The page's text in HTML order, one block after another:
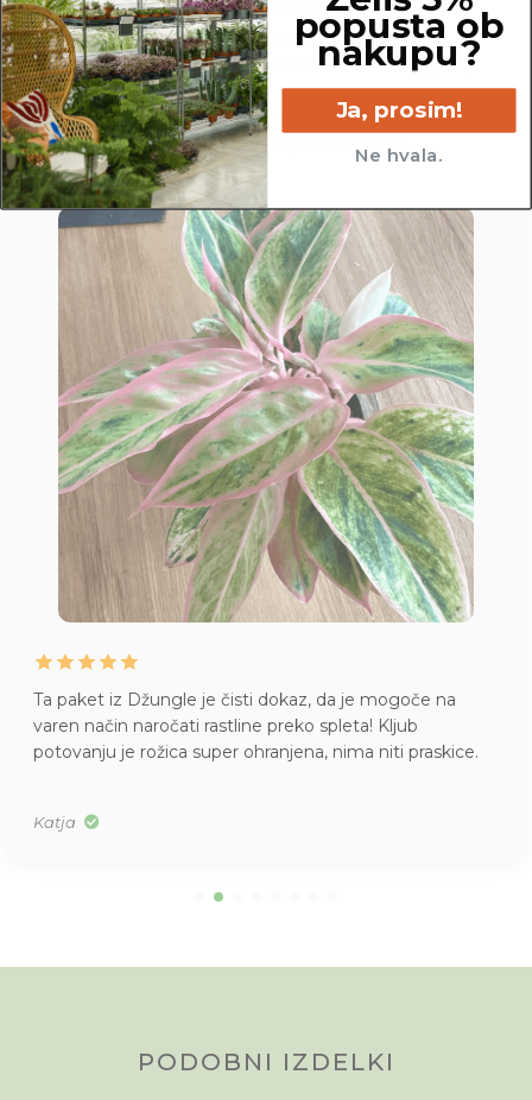
Pred pošiljanjem vse rastline skrbno
pregledamo in zagotovimo, da gredo na pot
zdrave in čim bolj podobne izdelku na fotografiji.
Vse rastline so primarno v plastičnih sadilnih
lončkih. Okrasni lonec ni vključen v ceno.
Ta paket iz Džungle je čisti dokaz, da je mogoče na
varen način naročati rastline preko spleta! Kljub
potovanju je rožica super ohranjena, nima niti praskice.
Katja
PODOBNI IZDELKI
popusta ob
nakupu?
Ja, prosim!
Ne hvala.